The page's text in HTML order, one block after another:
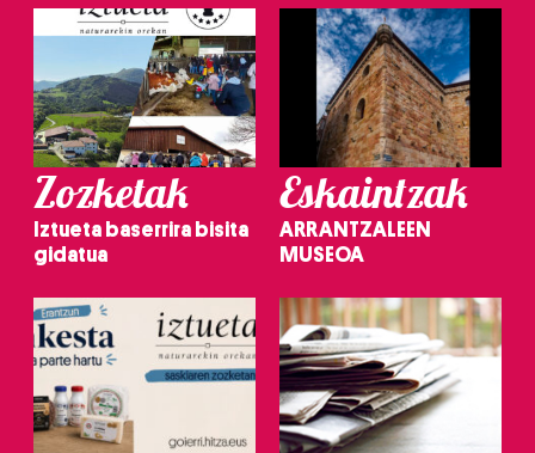
Zozketak
Iztueta baserrira bisita
gidatua
Eskaintzak
ARRANTZALEEN
MUSEOA